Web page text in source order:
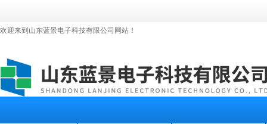
欢迎来到山东蓝景电子科技有限公司网站！